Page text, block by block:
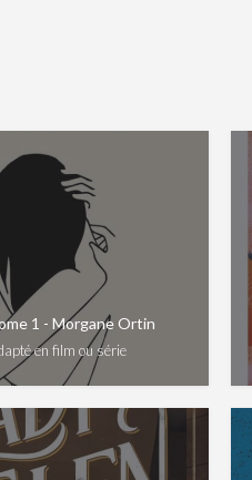
1 - Morgane Ortin
en film ou série